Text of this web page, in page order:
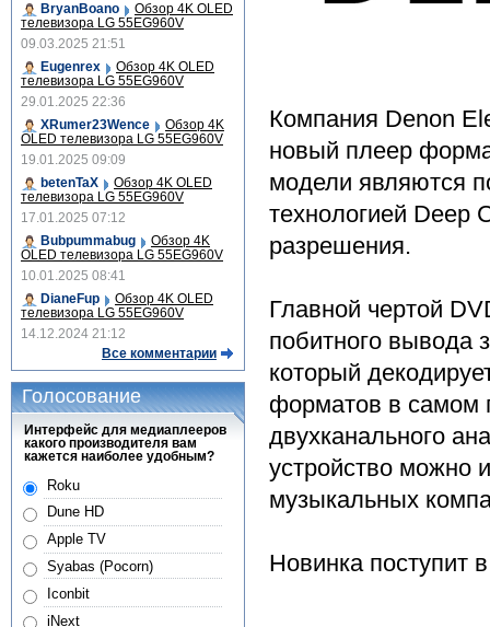
Компания Denon
новый плеер
модели являются
технологией Deep
разрешения.
Главной чертой
побитного вывода
который
форматов в самом
двухканального
устройство можно
музыкальных
Новинка поступит
BryanBoano
Обзор 4K OLED
телевизора LG 55EG960V
09.03.2025 21:51
Eugenrex
Обзор 4K OLED
телевизора LG 55EG960V
29.01.2025 22:36
XRumer23Wence
Обзор 4K
OLED телевизора LG 55EG960V
19.01.2025 09:09
betenTaX
Обзор 4K OLED
телевизора LG 55EG960V
17.01.2025 07:12
Bubpummabug
Обзор 4K
OLED телевизора LG 55EG960V
10.01.2025 08:41
DianeFup
Обзор 4K OLED
телевизора LG 55EG960V
14.12.2024 21:12
Все комментарии
Голосование
Интерфейс для медиаплееров
какого производителя вам
кажется наиболее удобным?
Roku
Dune HD
Apple TV
Syabas (Pocorn)
Iconbit
iNext